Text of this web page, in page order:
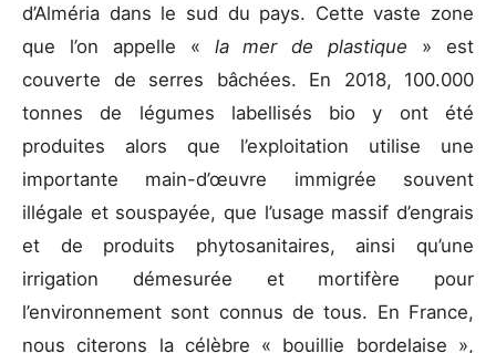
d’Alméria dans le sud du pays. Cette vaste zone
que l’on appelle « la mer de plastique » est
couverte de serres bâchées. En 2018, 100.000
tonnes de légumes labellisés bio y ont été
produites alors que l’exploitation utilise une
importante main-d’œuvre immigrée souvent
illégale et souspayée, que l’usage massif d’engrais
et de produits phytosanitaires, ainsi qu’une
irrigation démesurée et mortifère pour
l’environnement sont connus de tous. En France,
nous citerons la célèbre « bouillie bordelaise »,